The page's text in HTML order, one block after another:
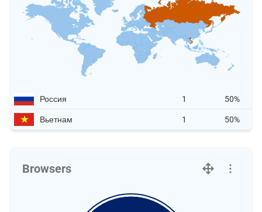
Россия 1 50%
Вьетнам 1 50%
Browsers